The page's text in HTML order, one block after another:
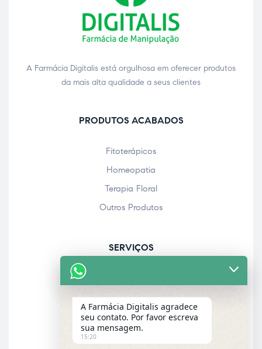
A Farmácia Digitalis está orgulhosa em oferecer produtos
da mais alta qualidade a seus clientes
PRODUTOS ACABADOS
Fitoterápicos
Homeopatia
Terapia Floral
Outros Produtos
SERVIÇOS
Acolhimento farmacêutico
Assistência personalizada
Check-up
Entrega a domicílio
A Farmácia Digitalis agradece
seu contato. Por favor escreva
sua mensagem.
15:20